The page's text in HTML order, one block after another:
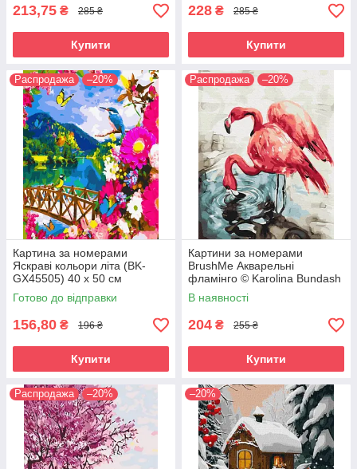
213,75 ₴ 285 ₴
Купити
228 ₴ 285 ₴
Купити
Распродажа –20%
Картина за номерами
Яскраві кольори літа (BK-
GX45505) 40 х 50 см
Готово до відправки
156,80 ₴ 196 ₴
Купити
Распродажа –20%
Картини за номерами
BrushMe Акварельні
фламінго © Karolina Bundash
(BS53592) 40 х 50 см
В наявності
204 ₴ 255 ₴
Купити
Распродажа –20% –20%